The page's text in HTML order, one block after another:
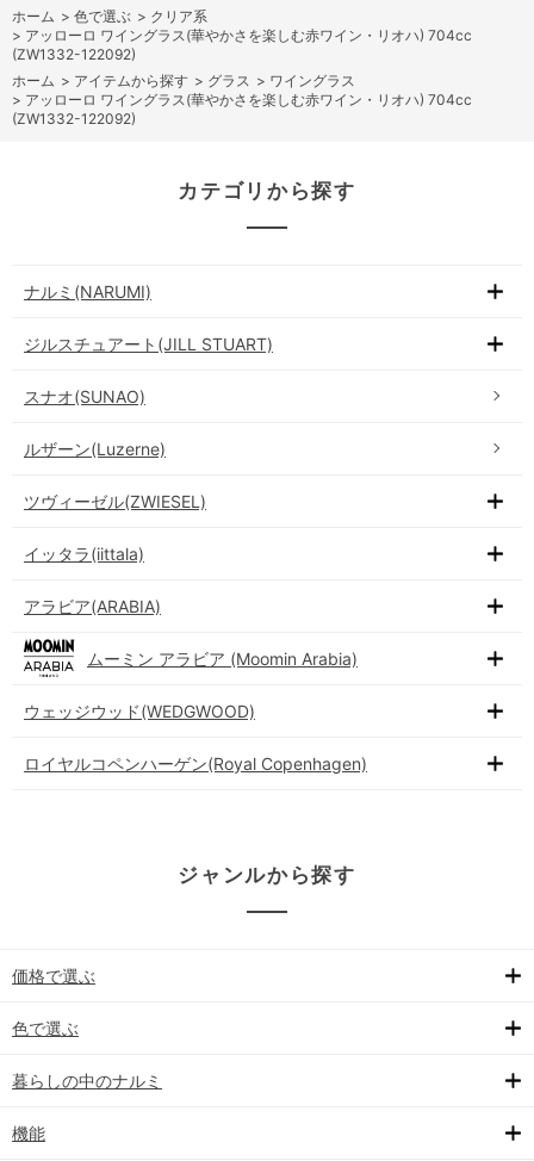
ホーム > 色で選ぶ > クリア系
> アッローロ ワイングラス(華やかさを楽しむ赤ワイン・リオハ) 704cc
(ZW1332-122092)
ホーム > アイテムから探す > グラス > ワイングラス
> アッローロ ワイングラス(華やかさを楽しむ赤ワイン・リオハ) 704cc
(ZW1332-122092)
カテゴリから探す
ナルミ(NARUMI)
ジルスチュアート(JILL STUART)
スナオ(SUNAO)
ルザーン(Luzerne)
ツヴィーゼル(ZWIESEL)
イッタラ(iittala)
アラビア(ARABIA)
ムーミン アラビア (Moomin Arabia)
ウェッジウッド(WEDGWOOD)
ロイヤルコペンハーゲン(Royal Copenhagen)
ジャンルから探す
価格で選ぶ
色で選ぶ
暮らしの中のナルミ
機能